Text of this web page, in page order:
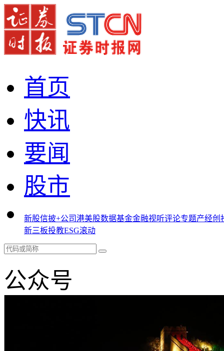
首页
快讯
要闻
股市
新股信披+公司港美股数据基金金融视听评论专题产经创
新三板投教ESG滚动
公众号